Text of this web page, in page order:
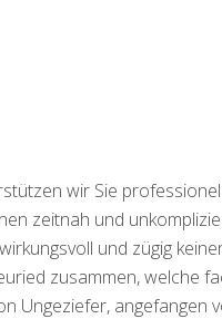
wir Sie
zeitnah und
und zügig
zusammen, welche
Ungeziefer, angefangen